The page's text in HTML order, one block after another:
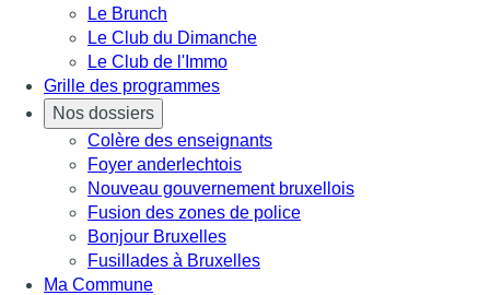
Le Brunch
Le Club du Dimanche
Le Club de l'Immo
Grille des programmes
Nos dossiers
Colère des enseignants
Foyer anderlechtois
Nouveau gouvernement bruxellois
Fusion des zones de police
Bonjour Bruxelles
Fusillades à Bruxelles
Ma Commune